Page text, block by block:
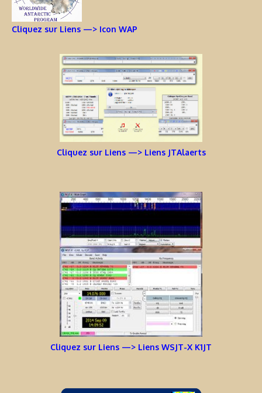
Cliquez sur Liens —> Icon WAP
Cliquez sur Liens —> Liens JTAlaerts
Cliquez sur Liens —> Liens WSJT-X K1JT